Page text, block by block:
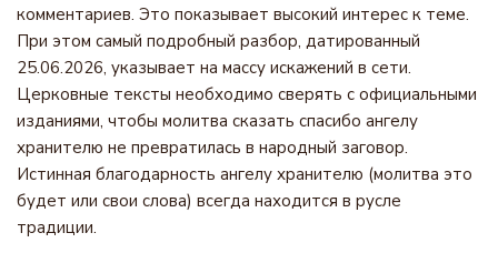
комментариев. Это показывает высокий интерес к теме.
При этом самый подробный разбор, датированный
25.06.2026, указывает на массу искажений в сети.
Церковные тексты необходимо сверять с официальными
изданиями, чтобы молитва сказать спасибо ангелу
хранителю не превратилась в народный заговор.
Истинная благодарность ангелу хранителю (молитва это
будет или свои слова) всегда находится в русле
традиции.